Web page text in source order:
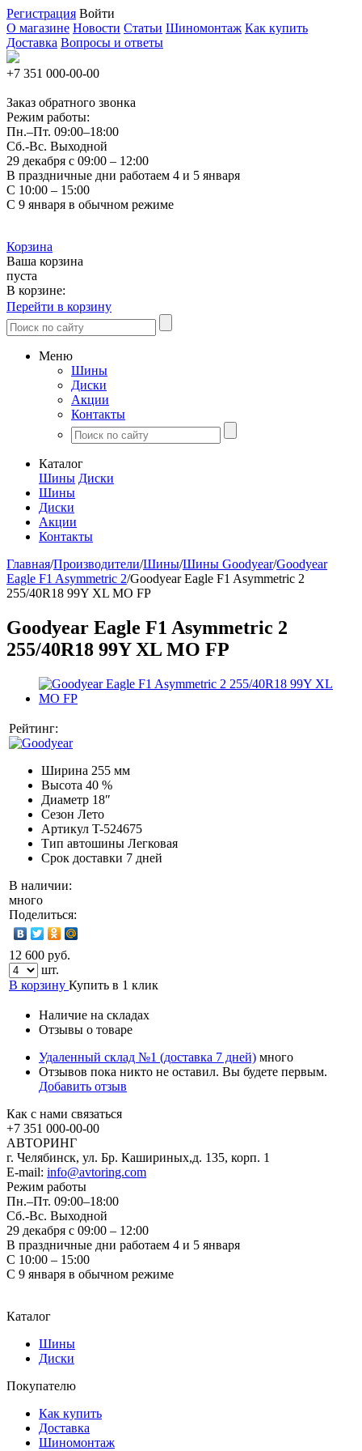
Регистрация Войти
О магазине Новости Статьи Шиномонтаж Как купить
Доставка Вопросы и ответы
+7 351 000-00-00
Заказ обратного звонка
Режим работы:
Пн.–Пт. 09:00–18:00
Сб.-Вс. Выходной
29 декабря с 09:00 – 12:00
В праздничные дни работаем 4 и 5 января
С 10:00 – 15:00
С 9 января в обычном режиме
Корзина
Ваша корзина
пуста
В корзине:
Перейти в корзину
Меню
Шины
Диски
Акции
Контакты
Каталог
Шины Диски
Шины
Диски
Акции
Контакты
Главная/Производители/Шины/Шины Goodyear/Goodyear
Eagle F1 Asymmetric 2/Goodyear Eagle F1 Asymmetric 2
255/40R18 99Y XL MO FP
Goodyear Eagle F1 Asymmetric 2
255/40R18 99Y XL MO FP
Рейтинг:
Ширина 255 мм
Высота 40 %
Диаметр 18″
Сезон Лето
Артикул T-524675
Тип автошины Легковая
Срок доставки 7 дней
В наличии:
много
Поделиться:
12 600 руб.
шт.
В корзину Купить в 1 клик
Наличие на складах
Отзывы о товаре
Удаленный склад №1 (доставка 7 дней) много
Отзывов пока никто не оставил. Вы будете первым.
Добавить отзыв
Как с нами связаться
+7 351 000-00-00
АВТОРИНГ
г. Челябинск, ул. Бр. Кашириных,д. 135, корп. 1
E-mail: info@avtoring.com
Режим работы
Пн.–Пт. 09:00–18:00
Сб.-Вс. Выходной
29 декабря с 09:00 – 12:00
В праздничные дни работаем 4 и 5 января
С 10:00 – 15:00
С 9 января в обычном режиме
Каталог
Шины
Диски
Покупателю
Как купить
Доставка
Шиномонтаж